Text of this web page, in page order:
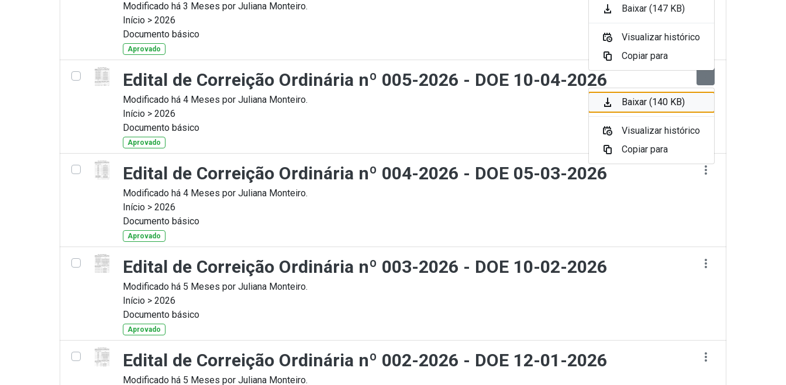
Modificado há 3 Meses por Juliana Monteiro.
Início > 2026
Documento básico
Aprovado
Edital de Correição Ordinária nº 005-2026 - DOE 10-04-2026
Modificado há 4 Meses por Juliana Monteiro.
Início > 2026
Documento básico
Aprovado
Edital de Correição Ordinária nº 004-2026 - DOE 05-03-2026
Modificado há 4 Meses por Juliana Monteiro.
Início > 2026
Documento básico
Aprovado
Edital de Correição Ordinária nº 003-2026 - DOE 10-02-2026
Modificado há 5 Meses por Juliana Monteiro.
Início > 2026
Documento básico
Aprovado
Edital de Correição Ordinária nº 002-2026 - DOE 12-01-2026
Modificado há 5 Meses por Juliana Monteiro.
Baixar (147 KB)
Visualizar histórico
Copiar para
Baixar (140 KB)
Visualizar histórico
Copiar para